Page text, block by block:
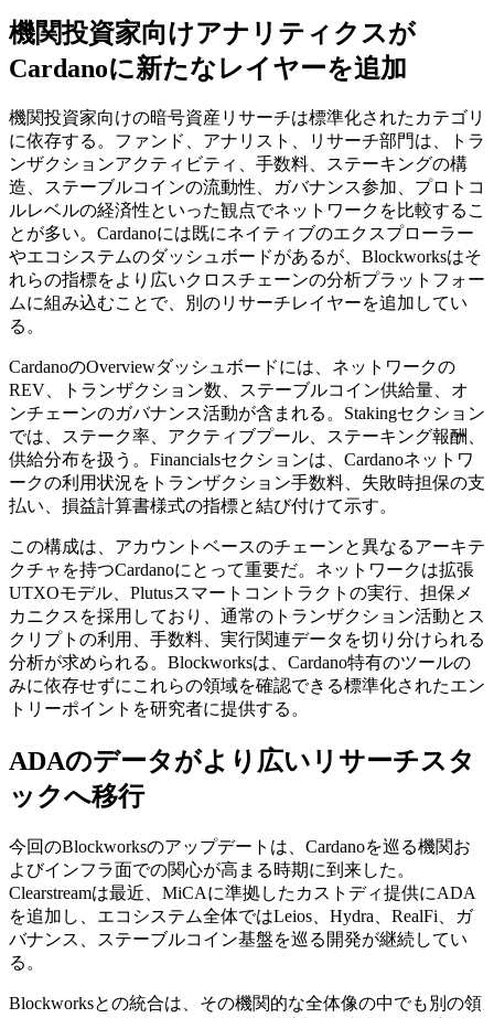
機関投資家向けアナリティクスが
Cardanoに新たなレイヤーを追加
機関投資家向けの暗号資産リサーチは標準化されたカテゴリ
に依存する。ファンド、アナリスト、リサーチ部門は、トラ
ンザクションアクティビティ、手数料、ステーキングの構
造、ステーブルコインの流動性、ガバナンス参加、プロトコ
ルレベルの経済性といった観点でネットワークを比較するこ
とが多い。Cardanoには既にネイティブのエクスプローラー
やエコシステムのダッシュボードがあるが、Blockworksはそ
れらの指標をより広いクロスチェーンの分析プラットフォー
ムに組み込むことで、別のリサーチレイヤーを追加してい
る。
CardanoのOverviewダッシュボードには、ネットワークの
REV、トランザクション数、ステーブルコイン供給量、オ
ンチェーンのガバナンス活動が含まれる。Stakingセクション
では、ステーク率、アクティブプール、ステーキング報酬、
供給分布を扱う。Financialsセクションは、Cardanoネットワ
ークの利用状況をトランザクション手数料、失敗時担保の支
払い、損益計算書様式の指標と結び付けて示す。
この構成は、アカウントベースのチェーンと異なるアーキテ
クチャを持つCardanoにとって重要だ。ネットワークは拡張
UTXOモデル、Plutusスマートコントラクトの実行、担保メ
カニクスを採用しており、通常のトランザクション活動とス
クリプトの利用、手数料、実行関連データを切り分けられる
分析が求められる。Blockworksは、Cardano特有のツールの
みに依存せずにこれらの領域を確認できる標準化されたエン
トリーポイントを研究者に提供する。
ADAのデータがより広いリサーチスタ
ックへ移行
今回のBlockworksのアップデートは、Cardanoを巡る機関お
よびインフラ面での関心が高まる時期に到来した。
Clearstreamは最近、MiCAに準拠したカストディ提供にADA
を追加し、エコシステム全体ではLeios、Hydra、RealFi、ガ
バナンス、ステーブルコイン基盤を巡る開発が継続してい
る。
Blockworksとの統合は、その機関的な全体像の中でも別の領